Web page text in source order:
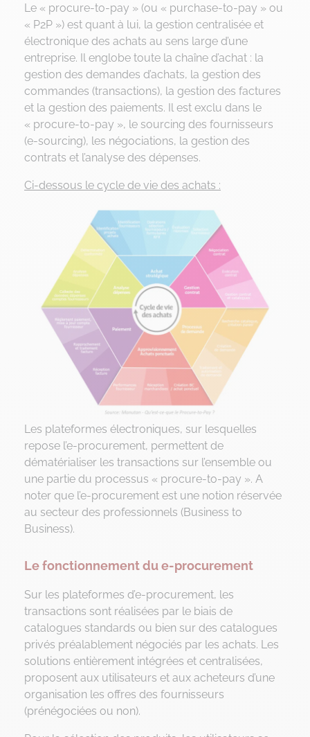
Le « procure-to-pay » (ou « purchase-to-pay » ou
« P2P ») est quant à lui, la gestion centralisée et
électronique des achats au sens large d’une
entreprise. Il englobe toute la chaîne d’achat : la
gestion des demandes d’achats, la gestion des
commandes (transactions), la gestion des factures
et la gestion des paiements. Il est exclu dans le
« procure-to-pay », le sourcing des fournisseurs
(e-sourcing), les négociations, la gestion des
contrats et l’analyse des dépenses.
Ci-dessous le cycle de vie des achats :
Les plateformes électroniques, sur lesquelles
repose l’e-procurement, permettent de
dématérialiser les transactions sur l’ensemble ou
une partie du processus « procure-to-pay ». A
noter que l’e-procurement est une notion réservée
au secteur des professionnels (Business to
Business).
Le fonctionnement du e-procurement
Sur les plateformes d’e-procurement, les
transactions sont réalisées par le biais de
catalogues standards ou bien sur des catalogues
privés préalablement négociés par les achats. Les
solutions entièrement intégrées et centralisées,
proposent aux utilisateurs et aux acheteurs d’une
organisation les offres des fournisseurs
(prénégociées ou non).